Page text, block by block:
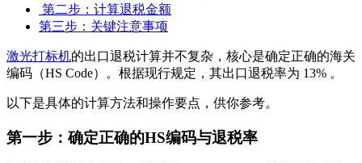
第二步：计算退税金额
第三步：关键注意事项
激光打标机的出口退税计算并不复杂，核心是确定正确的海关
编码（HS Code）。根据现行规定，其出口退税率为 13% 。
以下是具体的计算方法和操作要点，供你参考。
第一步：确定正确的HS编码与退税率